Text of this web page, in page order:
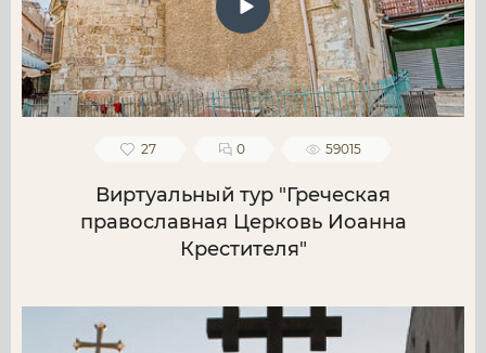
27 0 59015
Виртуальный тур "Греческая
православная Церковь Иоанна
Крестителя"